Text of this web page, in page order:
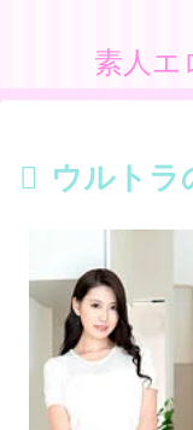
素人エ
ウルトラ